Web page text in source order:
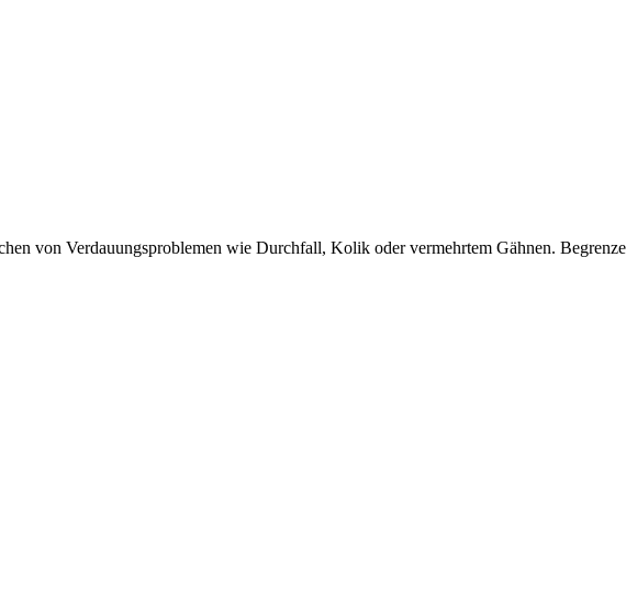
von Verdauungsproblemen wie Durchfall, Kolik oder vermehrtem Gähnen. Begrenze